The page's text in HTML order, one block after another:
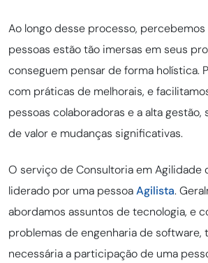
Ao longo desse processo, percebemos
pessoas estão tão imersas em seus
conseguem pensar de forma holística.
com práticas de melhorais, e
pessoas colaboradoras e a alta
de valor e mudanças significativas.
O serviço de Consultoria em Agilidade
liderado por uma pessoaAgilista.
abordamos assuntos de tecnologia, e
problemas de engenharia de software,
necessária a participação de uma